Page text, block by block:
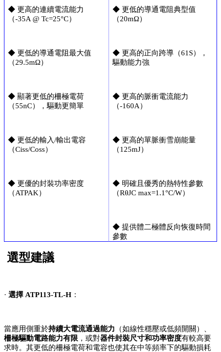
◆ 更高的連續電流能力
（-35A @ Tc=25°C）
◆ 更低的導通電阻最大值
（29.5mΩ）
◆ 顯著更低的柵極電荷
（55nC），驅動更簡單
◆ 更低的輸入/輸出電容
（Ciss/Coss）
◆ 更優的封裝功率密度
（ATPAK）
◆ 更低的導通電阻典型值
（20mΩ）
◆ 更高的正向跨導（61S），
驅動能力強
◆ 更高的脈衝電流能力
（-160A）
◆ 更高的單脈衝雪崩能量
（125mJ）
◆ 明確且優秀的熱特性參數
（RθJC max=1.1°C/W）
◆ 提供體二極體反向恢復時間
參數
選型建議
· 選擇 ATP113-TL-H ：
當應用側重於持續大電流通過能力 （如線性穩壓或低頻開關）、
柵極驅動電路能力有限 ，或對器件封裝尺寸和功率密度有較高要
求時。其更低的柵極電荷和電容也使其在中等頻率下的驅動損耗